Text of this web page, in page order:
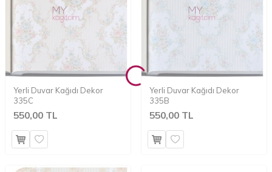
Yerli Duvar Kağıdı Dekor
335C
550,00 TL
Yerli Duvar Kağıdı Dekor
335B
550,00 TL